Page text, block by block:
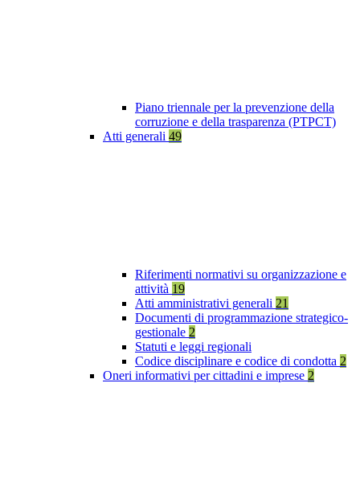
Piano triennale per la prevenzione della
corruzione e della trasparenza (PTPCT)
Atti generali 49
Riferimenti normativi su organizzazione e
attività 19
Atti amministrativi generali 21
Documenti di programmazione strategico-
gestionale 2
Statuti e leggi regionali
Codice disciplinare e codice di condotta 2
Oneri informativi per cittadini e imprese 2